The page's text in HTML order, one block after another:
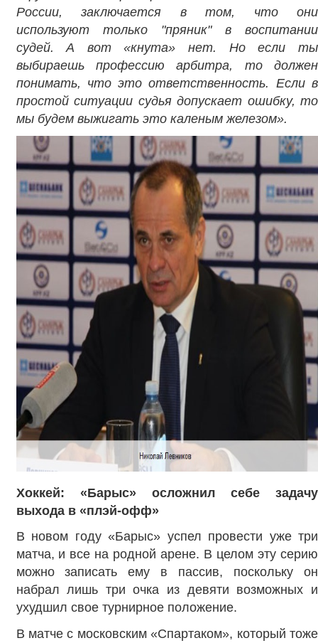
России, заключается в том, что они
используют только "пряник" в воспитании
судей. А вот «кнута» нет. Но если ты
выбираешь профессию арбитра, то должен
понимать, что это ответственность. Если в
простой ситуации судья допускает ошибку, то
мы будем выжигать это каленым железом».
Хоккей: «Барыс» осложнил себе задачу
выхода в «плэй-офф»
В новом году «Барыс» успел провести уже три
матча, и все на родной арене. В целом эту серию
можно записать ему в пассив, поскольку он
набрал лишь три очка из девяти возможных и
ухудшил свое турнирное положение.
В матче с московским «Спартаком», который тоже